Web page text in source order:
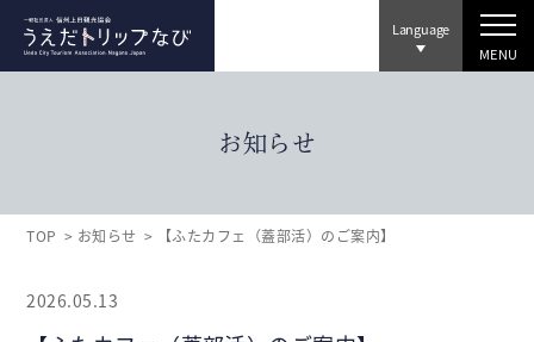
Language
MENU
お知らせ
TOP お知らせ 【ふたカフェ（蓋部活）のご案内】
2026.05.13